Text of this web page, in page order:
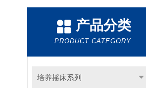
产品分类
PRODUCT CATEGORY
培养摇床系列